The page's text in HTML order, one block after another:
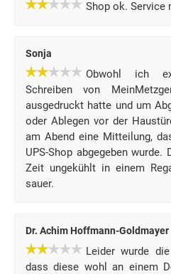
Shop ok. Service
Sonja
Obwohl ich
Schreiben von
ausgedruckt hatte und um
oder Ablegen vor der
am Abend eine Mitteilung,
UPS-Shop abgegeben
Zeit ungekühlt in einem
sauer.
Dr. Achim Hoffmann-Goldmayer
Leider wurde
dass diese wohl an einem